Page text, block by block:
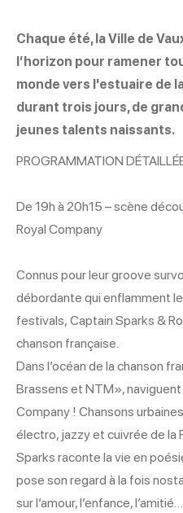
Chaque été, la Ville de
l’horizon pour ramener
monde vers l'estuaire de
durant trois jours, de
jeunes talents naissants.
PROGRAMMATION
De 19h à 20h15 – scène
Royal Company
Connus pour leur groove
débordante qui enflamment
festivals, Captain Sparks &
chanson française.
Dans l’océan de la chanson
Brassens et NTM»,
Company ! Chansons
électro, jazzy et cuivrée de la
Sparks raconte la vie en
pose son regard à la fois
sur l’amour, l’enfance, l’amitié…